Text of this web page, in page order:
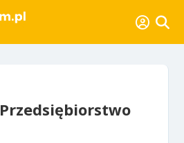
Przedsiębiorstwo